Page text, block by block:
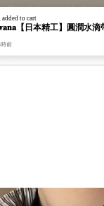
added to cart
時前